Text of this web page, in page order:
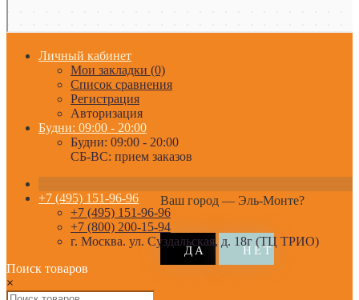
Личный кабинет
Мои закладки (0)
Список сравнения
Регистрация
Авторизация
Будни: 09:00 - 20:00
Будни: 09:00 - 20:00
СБ-ВС: прием заказов
Ваш город — Эль-Монте?
+7 (495) 151-96-96
+7 (495) 151-96-96
+7 (800) 200-15-94
г. Москва. ул. Суздальская, д. 18г (ТЦ ТРИО)
Поиск товаров
×